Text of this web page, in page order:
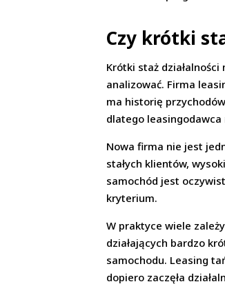
Czy krótki
Krótki staż
analizować. Firma
ma historię
dlatego
Nowa firma nie jest
stałych klientów,
samochód jest
kryterium.
W praktyce wiele
działających bardzo
samochodu. Leasing
dopiero zaczęła